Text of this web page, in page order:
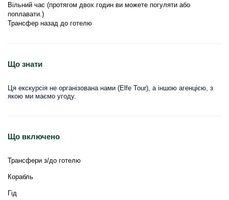
Вільний час (протягом двох годин ви можете погуляти або
поплавати.)
Трансфер назад до готелю
Що знати
Ця екскурсія не організована нами (Elfe Tour), а іншою агенцією, з
якою ми маємо угоду.
Що включено
Трансфери з/до готелю
Корабль
Гід